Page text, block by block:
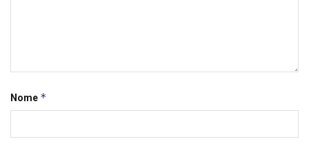
Nome *